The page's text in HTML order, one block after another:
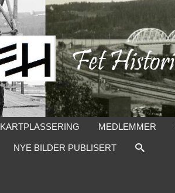
KARTPLASSERING MEDLEMMER
NYE BILDER PUBLISERT